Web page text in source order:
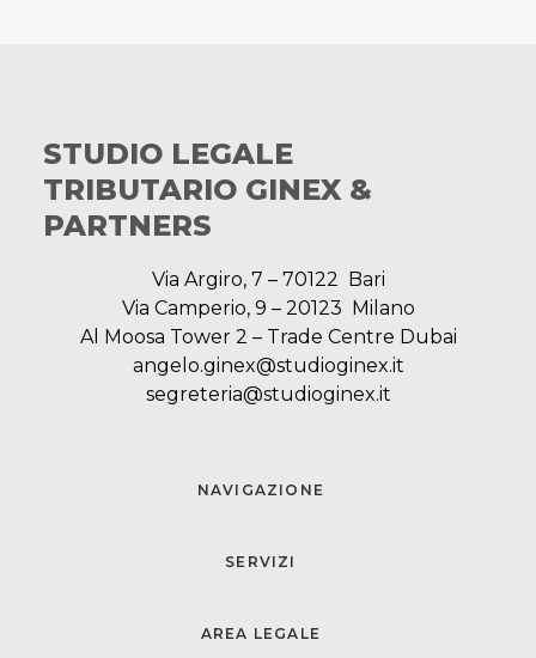
STUDIO LEGALE
TRIBUTARIO GINEX &
PARTNERS
Via Argiro, 7 – 70122 Bari
Via Camperio, 9 – 20123 Milano
Al Moosa Tower 2 – Trade Centre Dubai
angelo.ginex@studioginex.it
segreteria@studioginex.it
NAVIGAZIONE
SERVIZI
AREA LEGALE